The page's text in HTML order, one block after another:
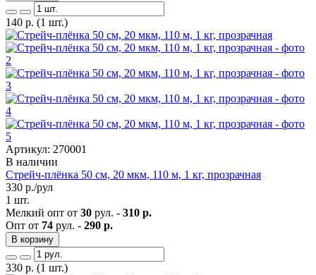
140 р. (1 шт.)
Артикул: 270001
В наличии
Стрейч-плёнка 50 см, 20 мкм, 110 м, 1 кг, прозрачная
330 р./рул
1 шт.
Мелкий опт от 30 рул. - 310 р.
Опт от 74 рул. - 290 р.
В корзину
330 р. (1 шт.)